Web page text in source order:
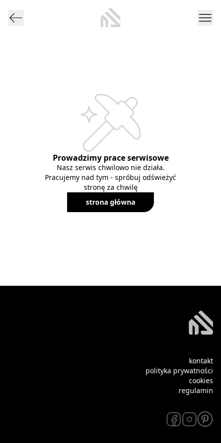
Prowadzimy prace serwisowe
Nasz serwis chwilowo nie działa.
Pracujemy nad tym - spróbuj odświeżyć
stronę za chwilę
strona główna
kontakt
polityka prywatności
cookies
regulamin